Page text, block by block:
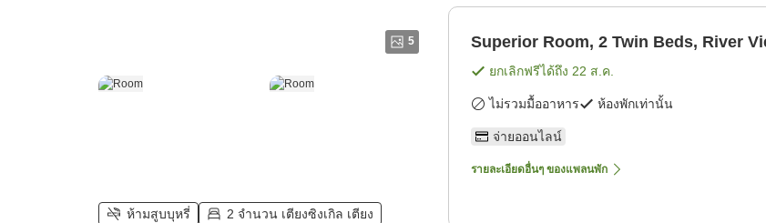
5
ห้ามสูบบุหรี่
2 จำนวน เตียงซิงเกิล เตียง
Superior Room, 2 Twin Beds, River
ยกเลิกฟรีได้ถึง 22 ส.ค.
ไม่รวมมื้ออาหาร ห้องพักเท่านั้น
จ่ายออนไลน์
รายละเอียดอื่นๆ ของแพลนพัก